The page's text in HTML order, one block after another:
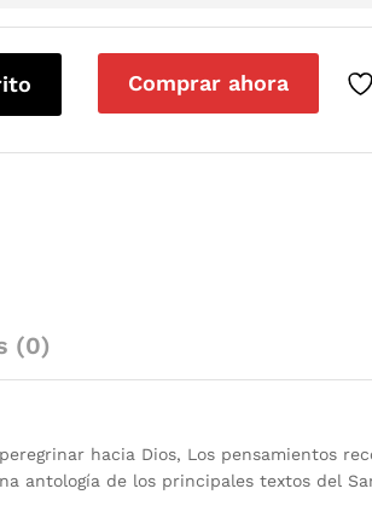
Comprar ahora
(0)
hacia Dios, Los pensamientos
antología de los principales textos del